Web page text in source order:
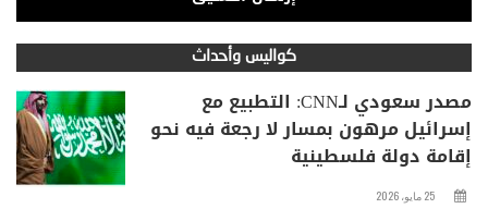
كواليس وأحداث
مصدر سعودي لـCNN: التطبيع مع
إسرائيل مرهون بمسار لا رجعة فيه نحو
إقامة دولة فلسطينية
25 مايو، 2026